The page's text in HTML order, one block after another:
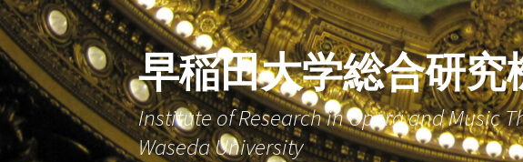
早稲田大学総合研
Institute of Research in Opera and Music
Waseda University